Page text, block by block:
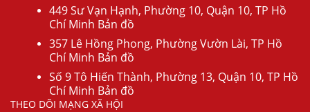
449 Sư Vạn Hạnh, Phường 10, Quận 10, TP Hồ
Chí Minh Bản đồ
357 Lê Hồng Phong, Phường Vườn Lài, TP Hồ
Chí Minh Bản đồ
Số 9 Tô Hiến Thành, Phường 13, Quận 10, TP Hồ
Chí Minh Bản đồ
THEO DÕI MẠNG XÃ HỘI